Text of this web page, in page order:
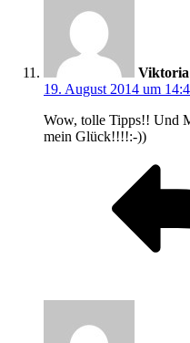
Viktoria
19. August 2014 um
Wow, tolle Tipps!! Und
mein Glück!!!!:-))